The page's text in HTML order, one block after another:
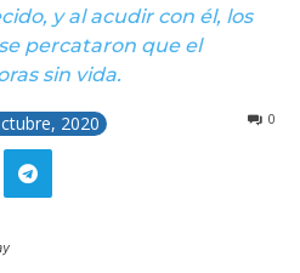
y al acudir con él, los
percataron que el
sin vida.
2020 0